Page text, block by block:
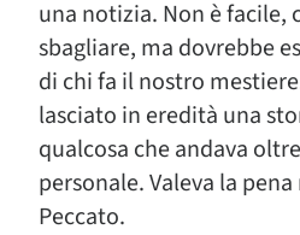
una notizia. Non è facile,
sbagliare, ma dovrebbe
di chi fa il nostro
lasciato in eredità una
qualcosa che andava
personale. Valeva la
Peccato.